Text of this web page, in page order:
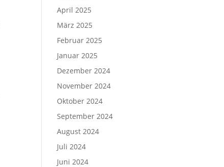
April 2025
März 2025
Februar 2025
Januar 2025
Dezember 2024
November 2024
Oktober 2024
September 2024
August 2024
Juli 2024
Juni 2024